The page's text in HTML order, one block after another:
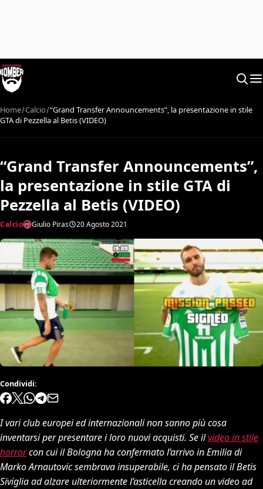
Home Calcio “Grand Transfer Announcements”, la presentazione in stile
GTA di Pezzella al Betis (VIDEO)
“Grand Transfer Announcements”,
la presentazione in stile GTA di
Pezzella al Betis (VIDEO)
Calcio Giulio Piras 20 Agosto 2021
Condividi:
I vari club europei ed internazionali non sanno più cosa
inventarsi per presentare i loro nuovi acquisti. Se ilvideo in stile
horrorcon cui il Bologna ha confermato l’arrivo in Emilia di
Marko Arnautovic sembrava insuperabile, ci ha pensato il Betis
Siviglia ad alzare ulteriormente l’asticella creando un video ad